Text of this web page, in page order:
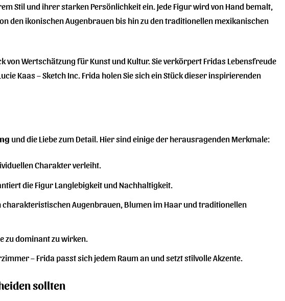
Stil und ihrer starken Persönlichkeit ein. Jede Figur wird von Hand bemalt,
den ikonischen Augenbrauen bis hin zu den traditionellen mexikanischen
Wertschätzung für Kunst und Kultur. Sie verkörpert Fridas Lebensfreude
Kaas – Sketch Inc. Frida holen Sie sich ein Stück dieser inspirierenden
und die Liebe zum Detail. Hier sind einige der herausragenden Merkmale:
Charakter verleiht.
die Figur Langlebigkeit und Nachhaltigkeit.
Augenbrauen, Blumen im Haar und traditionellen
zu dominant zu wirken.
– Frida passt sich jedem Raum an und setzt stilvolle Akzente.
sollten